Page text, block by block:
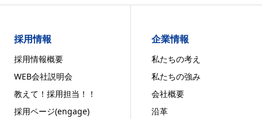
採用情報
採用情報概要
WEB会社説明会
教えて！採用担当！！
採用ページ(engage)
企業情報
私たちの考え
私たちの強み
会社概要
沿革